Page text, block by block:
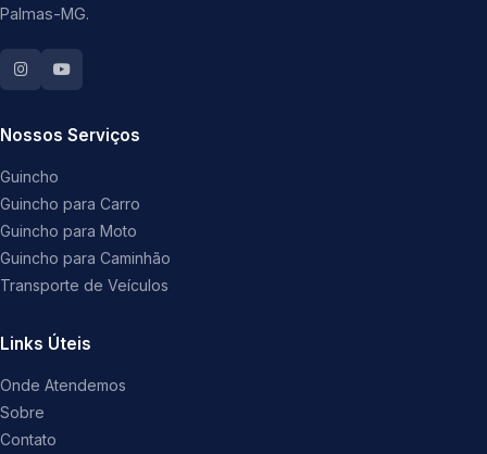
Palmas-MG.
Nossos Serviços
Guincho
Guincho para Carro
Guincho para Moto
Guincho para Caminhão
Transporte de Veículos
Links Úteis
Onde Atendemos
Sobre
Contato